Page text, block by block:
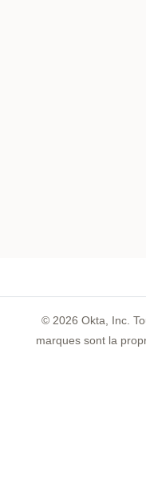
© 2026 Okta, Inc.
marques sont la